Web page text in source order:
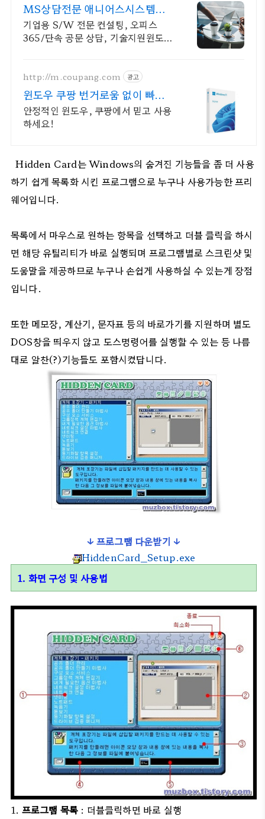
MS상담전문 애니어스시스템즈
고객과 소통하는 IT 파트너
기업용 S/W 전문 컨설팅, 오피스
365/단속 공문 상담, 기술지원윈도우
합니다.
http://m.coupang.com 광고
윈도우 쿠팡 번거로움 없이 빠른
설치
안정적인 윈도우, 쿠팡에서 믿고 사용
하세요!
Hidden Card는 Windows의 숨겨진 기능들을 좀 더 사용
하기 쉽게 목록화 시킨 프로그램으로 누구나 사용가능한 프리
웨어입니다.
목록에서 마우스로 원하는 항목을 선택하고 더블 클릭을 하시
면 해당 유틸리티가 바로 실행되며 프로그램별로 스크린샷 및
도움말을 제공하므로 누구나 손쉽게 사용하실 수 있는게 장점
입니다.
또한 메모장, 계산기, 문자표 등의 바로가기를 지원하며 별도
DOS창을 띄우지 않고 도스명령어를 실행할 수 있는 등 나름
대로 알찬(?)기능들도 포함시켰답니다.
↓ 프로그램 다운받기 ↓
HiddenCard_Setup.exe
1. 화면 구성 및 사용법
1. 프로그램 목록 : 더블클릭하면 바로 실행